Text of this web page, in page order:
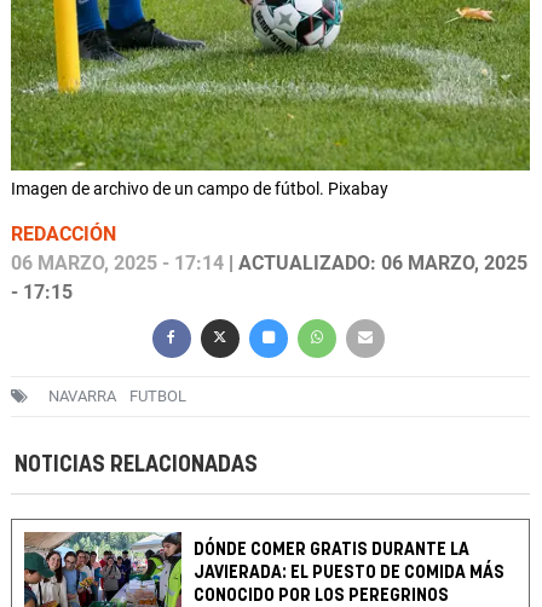
Imagen de archivo de un campo de fútbol. Pixabay
REDACCIÓN
06 MARZO, 2025 - 17:14 | ACTUALIZADO: 06 MARZO, 2025
- 17:15
NAVARRA FUTBOL
NOTICIAS RELACIONADAS
DÓNDE COMER GRATIS DURANTE LA
JAVIERADA: EL PUESTO DE COMIDA MÁS
CONOCIDO POR LOS PEREGRINOS